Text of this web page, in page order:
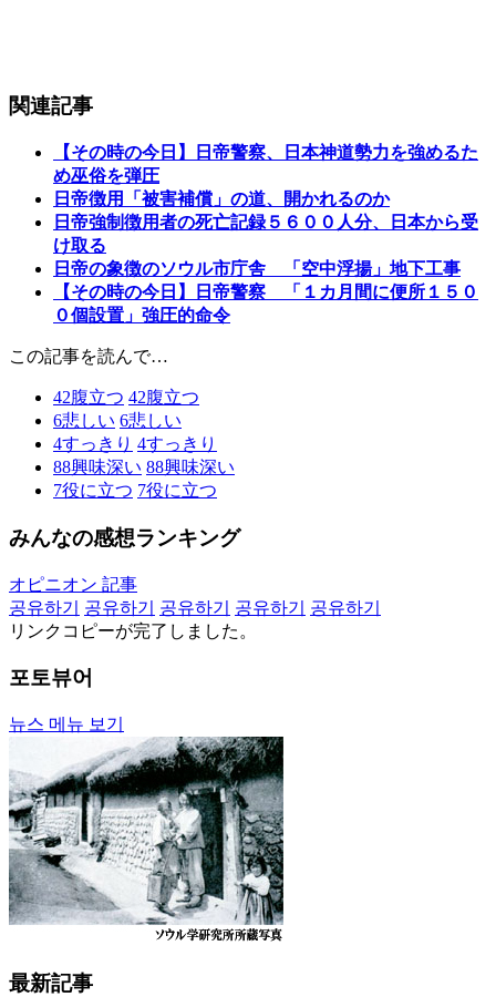
関連記事
【その時の今日】日帝警察、日本神道勢力を強めるた
め巫俗を弾圧
日帝徴用「被害補償」の道、開かれるのか
日帝強制徴用者の死亡記録５６００人分、日本から受
け取る
日帝の象徴のソウル市庁舎 「空中浮揚」地下工事
【その時の今日】日帝警察 「１カ月間に便所１５０
０個設置」強圧的命令
この記事を読んで…
42腹立つ 42腹立つ
6悲しい 6悲しい
4すっきり 4すっきり
88興味深い 88興味深い
7役に立つ 7役に立つ
みんなの感想ランキング
オピニオン 記事
공유하기
공유하기 공유하기 공유하기
공유하기
リンクコピーが完了しました。
포토뷰어
뉴스 메뉴 보기
最新記事